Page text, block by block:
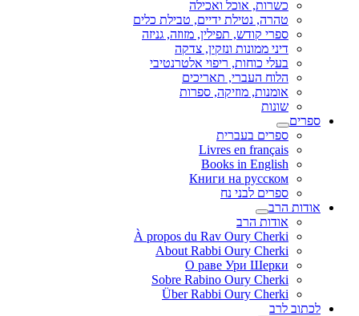
כשרות, אוכל ואכילה
טהרה, נטילת ידיים, טבילת כלים
ספרי קודש, תפילין, מזוזה, גניזה
דיני ממונות ונזקין, צדקה
בעלי כוחות, ריפוי אלטרנטיבי
הלוח העברי, תאריכים
אומנות, מוזיקה, ספרות
שונות
ספרים
ספרים בעברית
Livres en français
Books in English
Книги на русском
ספרים לבני נח
אודות הרב
אודות הרב
À propos du Rav Oury Cherki
About Rabbi Oury Cherki
О раве Ури Шерки
Sobre Rabino Oury Cherki
Über Rabbi Oury Cherki
לכתוב לרב